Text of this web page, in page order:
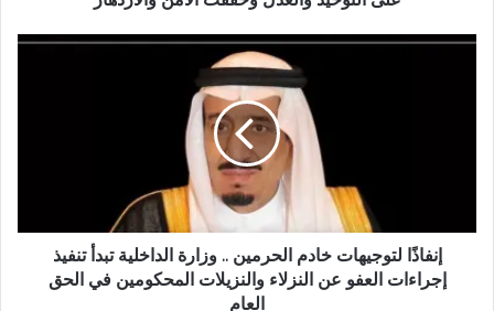
إنفاذًا لتوجيهات خادم الحرمين .. وزارة الداخلية تبدأ تنفيذ
إجراءات العفو عن النزلاء والنزيلات المحكومين في الحق
العام